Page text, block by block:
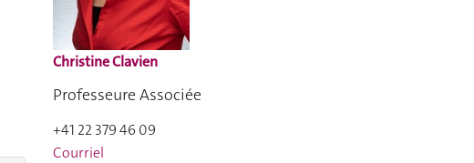
Christine Clavien
Professeure Associée
+41 22 379 46 09
Courriel